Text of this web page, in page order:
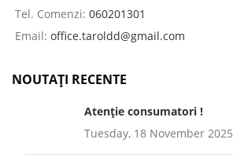
Tel. Comenzi: 060201301
Email: office.taroldd@gmail.com
NOUTAȚI RECENTE
Atenție consumatori !
Tuesday, 18 November 2025